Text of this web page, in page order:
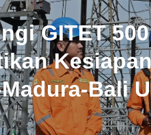
GITET
Bali